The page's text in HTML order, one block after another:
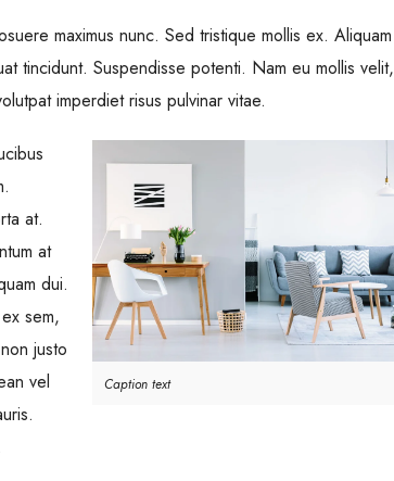
maximus nunc. Sed tristique mollis ex. Aliquam
tincidunt. Suspendisse potenti. Nam eu mollis velit,
imperdiet risus pulvinar vitae.
Caption text
at.
at
dui.
sem,
justo
vel